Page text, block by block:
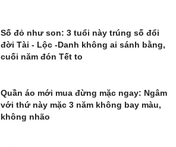
Số đỏ như son: 3 tuổi này trúng số đổi
đời Tài - Lộc -Danh không ai sánh bằng,
cuối năm đón Tết to
Quần áo mới mua đừng mặc ngay: Ngâm
với thứ này mặc 3 năm không bay màu,
không nhão